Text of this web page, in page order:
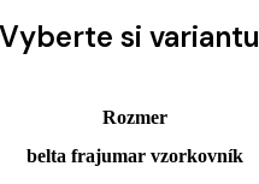
Vyberte si variantu
Rozmer
belta frajumar vzorkovník